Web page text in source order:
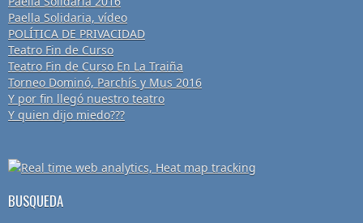
Paella Solidaria, vídeo
POLÍTICA DE PRIVACIDAD
Teatro Fin de Curso
Teatro Fin de Curso En La Traiña
Torneo Dominó, Parchís y Mus 2016
Y por fin llegó nuestro teatro
Y quien dijo miedo???
BUSQUEDA